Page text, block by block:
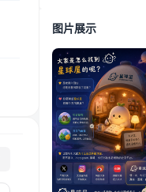
图片展示